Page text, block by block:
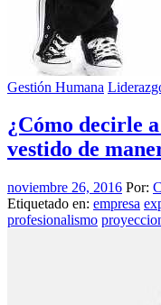
Gestión Humana
¿Cómo decirle
vestido de
noviembre 26, 2016 Por:
Etiquetado en: empresa
profesionalismo